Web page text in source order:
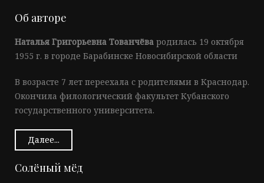
Об авторе
Наталья Григорьевна Тованчёва родилась 19 октября
1955 г. в городе Барабинске Новосибирской области
В возрасте 7 лет переехала с родителями в Краснодар.
Окончила филологический факультет Кубанского
государственного университета.
Далее...
Солёный мёд